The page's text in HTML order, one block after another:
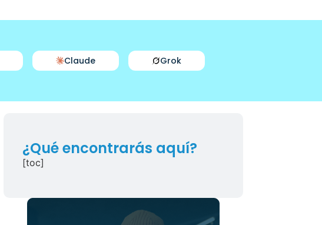
Claude Grok
¿Qué encontrarás aquí?
[toc]